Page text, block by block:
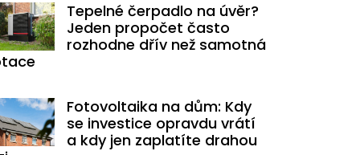
Tepelné čerpadlo na úvěr?
Jeden propočet často
rozhodne dřív než samotná
Fotovoltaika na dům: Kdy
se investice opravdu vrátí
a kdy jen zaplatíte drahou